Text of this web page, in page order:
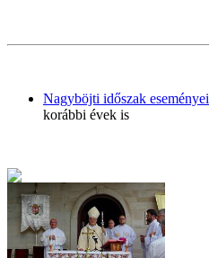
Nagyböjti időszak eseményei
korábbi évek is